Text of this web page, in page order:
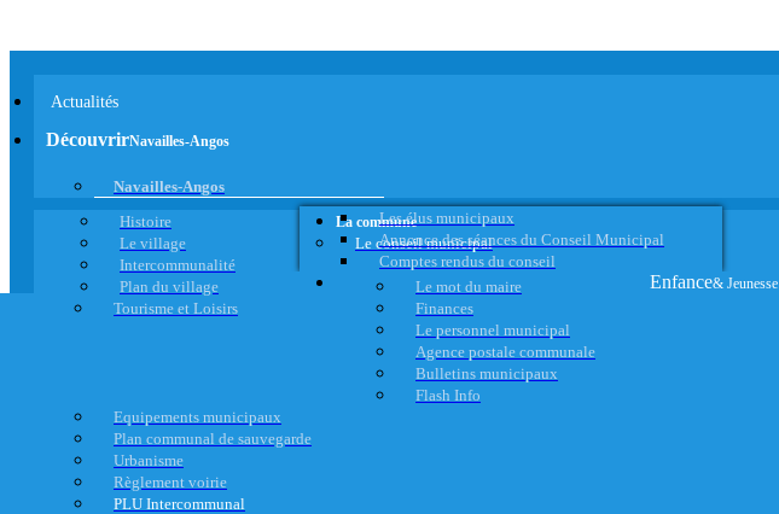
Actualités
DécouvrirNavailles-Angos
Navailles-Angos
Histoire
Le village
Intercommunalité
Plan du village
Tourisme et Loisirs
La commune
Le conseil municipal
Les élus municipaux
Annonce des séances du Conseil Municipal
Comptes rendus du conseil
Le mot du maire
Finances
Le personnel municipal
Agence postale communale
Bulletins municipaux
Flash Info
Equipements municipaux
Plan communal de sauvegarde
Urbanisme
Règlement voirie
PLU Intercommunal
Enfance& Jeunesse